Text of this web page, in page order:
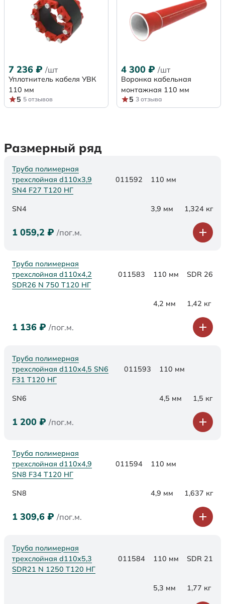
7 236 ₽ /шт
Уплотнитель кабеля УВК
110 мм
5 5 отзывов
4 300 ₽ /шт
Воронка кабельная
монтажная 110 мм
5 3 отзыва
Размерный ряд
Труба полимерная
трехслойная d110х3,9
SN4 F27 Т120 НГ
011592 110 мм
SN4 3,9 мм 1,324 кг
1 059,2 ₽ /пог.м.
Труба полимерная
трехслойная d110x4,2
SDR26 N 750 Т120 НГ
011583 110 мм SDR 26
4,2 мм 1,42 кг
1 136 ₽ /пог.м.
Труба полимерная
трехслойная d110х4,5 SN6
F31 Т120 НГ
011593 110 мм
SN6 4,5 мм 1,5 кг
1 200 ₽ /пог.м.
Труба полимерная
трехслойная d110х4,9
SN8 F34 Т120 НГ
011594 110 мм
SN8 4,9 мм 1,637 кг
1 309,6 ₽ /пог.м.
Труба полимерная
трехслойная d110x5,3
SDR21 N 1250 Т120 НГ
011584 110 мм SDR 21
5,3 мм 1,77 кг